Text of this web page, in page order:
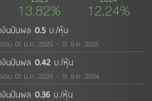
13.82% 12.24%
เงินปันผล 0.5บ./หุ้น
รอบ 01 ม.ค. 2025 - 31 ธ.ค. 2025
เงินปันผล 0.42 บ./หุ้น
รอบ 01 ม.ค. 2024 - 31 ธ.ค. 2024
เงินปันผล 0.36 บ./หุ้น